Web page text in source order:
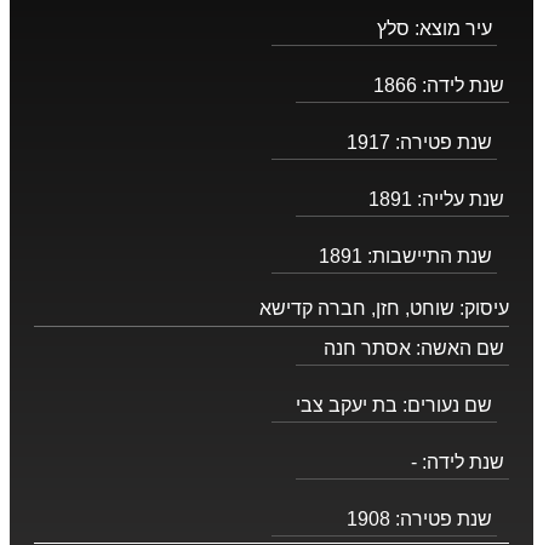
עיר מוצא: סלץ
שנת לידה: 1866
שנת פטירה: 1917
שנת עלייה: 1891
שנת התיישבות: 1891
עיסוק: שוחט, חזן, חברה קדישא
שם האשה: אסתר חנה
שם נעורים: בת יעקב צבי
שנת לידה: -
שנת פטירה: 1908